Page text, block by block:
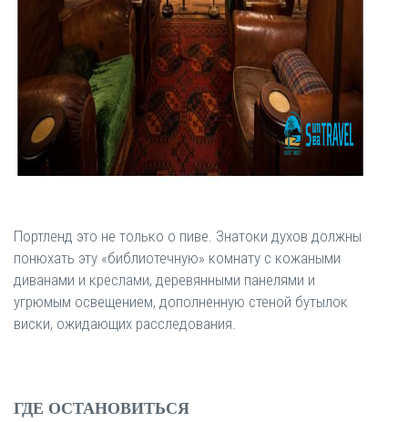
Портленд это не только о пиве. Знатоки духов должны
понюхать эту «библиотечную» комнату с кожаными
диванами и креслами, деревянными панелями и
угрюмым освещением, дополненную стеной бутылок
виски, ожидающих расследования.
ГДЕ ОСТАНОВИТЬСЯ